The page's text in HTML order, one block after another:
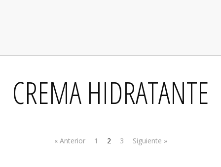
CREMA HIDRATANTE
« Anterior 1 2 3 Siguiente »